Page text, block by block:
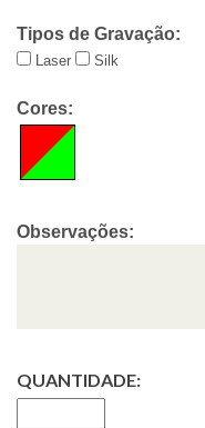
Tipos de Gravação:
Laser Silk
Cores:
Observações:
QUANTIDADE: